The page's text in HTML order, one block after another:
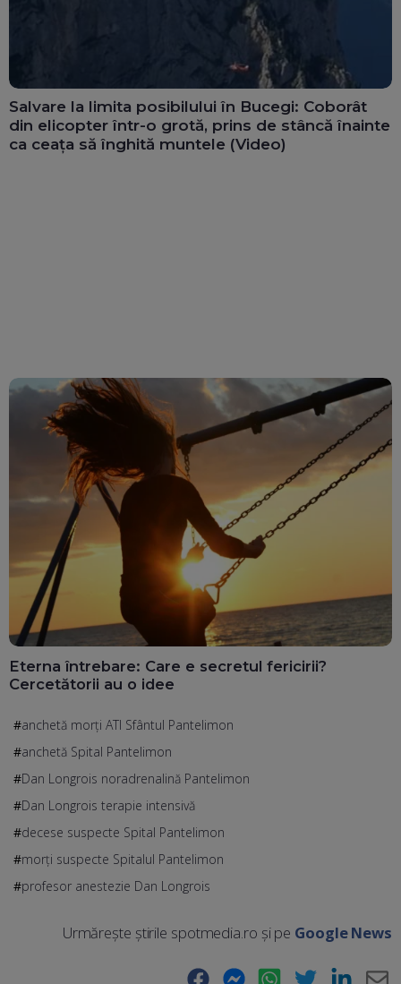
Salvare la limita posibilului în Bucegi: Coborât
din elicopter într-o grotă, prins de stâncă înainte
ca ceața să înghită muntele (Video)
Eterna întrebare: Care e secretul fericirii?
Cercetătorii au o idee
anchetă morți ATI Sfântul Pantelimon
anchetă Spital Pantelimon
Dan Longrois noradrenalină Pantelimon
Dan Longrois terapie intensivă
decese suspecte Spital Pantelimon
morți suspecte Spitalul Pantelimon
profesor anestezie Dan Longrois
Urmărește știrile spotmedia.ro și pe Google News
Facebook Messenger WhatsApp Twitter LinkedIn